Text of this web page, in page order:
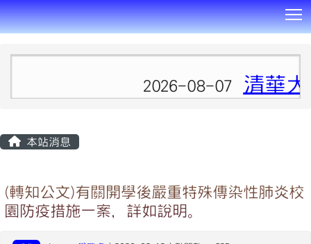
2026-08-07 清華
本站消息
(轉知公文)有關開學後嚴重特殊傳染性肺炎校
園防疫措施一案，詳如說明。